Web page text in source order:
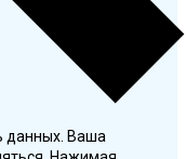
данных. Ваша